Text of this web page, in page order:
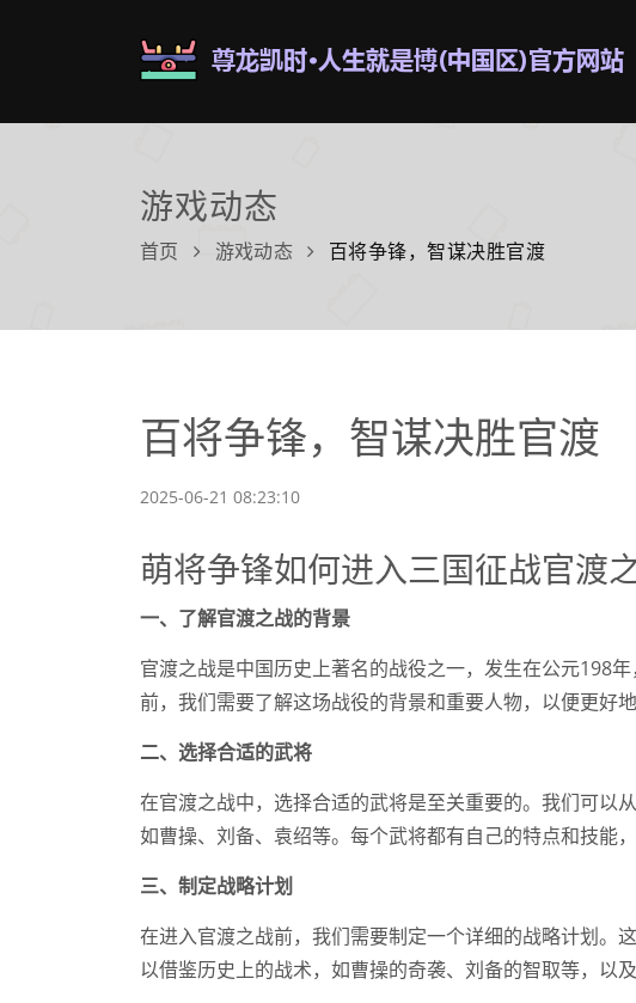
游戏动态
首页 游戏动态 百将争锋，智谋决胜官渡
百将争锋，智谋决胜官渡
2025-06-21 08:23:10
萌将争锋如何进入三国征战官渡
一、了解官渡之战的背景
官渡之战是中国历史上著名的战役之一，发生在公元198
前，我们需要了解这场战役的背景和重要人物，以便更好地
二、选择合适的武将
在官渡之战中，选择合适的武将是至关重要的。我们可以
如曹操、刘备、袁绍等。每个武将都有自己的特点和技能
三、制定战略计划
在进入官渡之战前，我们需要制定一个详细的战略计划。
以借鉴历史上的战术，如曹操的奇袭、刘备的智取等，以